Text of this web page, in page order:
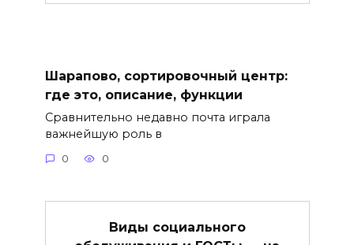
Шарапово, сортировочный центр:
где это, описание, функции
Сравнительно недавно почта играла
важнейшую роль в
0 0
Виды социального